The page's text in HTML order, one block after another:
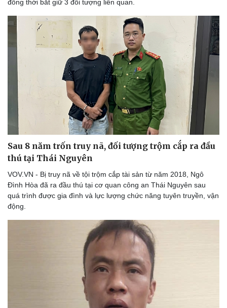
Thể thao
Ô tô - Xe máy
Ô tô
Xe máy
Tư vấn
đồng thời bắt giữ 3 đối tượng liên quan.
Sau 8 năm trốn truy nã, đối tượng trộm cắp ra đầu
thú tại Thái Nguyên
VOV.VN - Bị truy nã về tội trộm cắp tài sản từ năm 2018, Ngô
Đình Hòa đã ra đầu thú tại cơ quan công an Thái Nguyên sau
quá trình được gia đình và lực lượng chức năng tuyên truyền, vận
động.